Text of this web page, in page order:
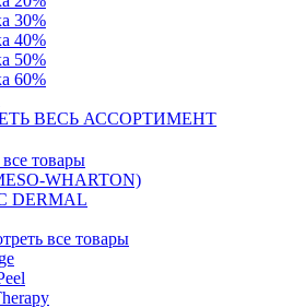
30%
40%
50%
60%
ВЕСЬ АССОРТИМЕНТ
товары
WHARTON)
DERMAL
все товары